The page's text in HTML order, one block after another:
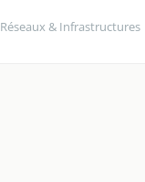
Réseaux & Infrastructures